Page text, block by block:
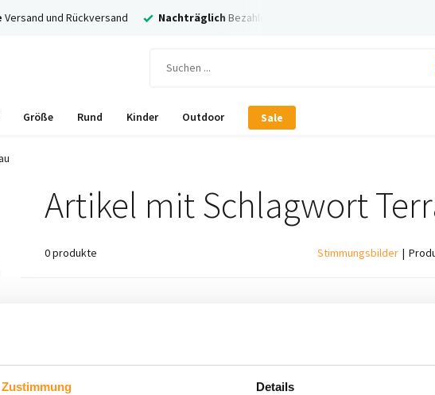
Zustimmung Details
Versand und Rückversand Nachträglich Bezahlen mit Klarna!
Größe Rund Kinder Outdoor Sale
Artikel mit Schlagwort
0 produkte Stimmungsbilder